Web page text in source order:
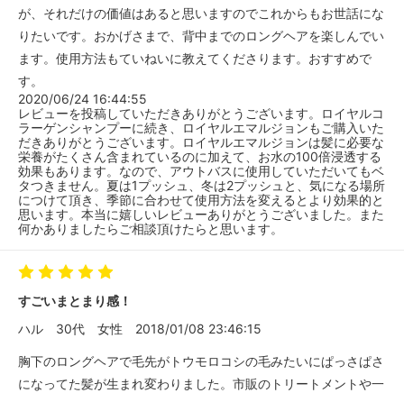
が、それだけの価値はあると思いますのでこれからもお世話にな
りたいです。おかげさまで、背中までのロングヘアを楽しんでい
ます。使用方法もていねいに教えてくださります。おすすめで
す。
2020/06/24 16:44:55
レビューを投稿していただきありがとうございます。ロイヤルコ
ラーゲンシャンプーに続き、ロイヤルエマルジョンもご購入いた
だきありがとうございます。ロイヤルエマルジョンは髪に必要な
栄養がたくさん含まれているのに加えて、お水の100倍浸透する
効果もあります。なので、アウトバスに使用していただいてもベ
タつきません。夏は1プッシュ、冬は2プッシュと、気になる場所
につけて頂き、季節に合わせて使用方法を変えるとより効果的と
思います。本当に嬉しいレビューありがとうございました。また
何かありましたらご相談頂けたらと思います。
すごいまとまり感！
ハル
30代 女性 2018/01/08 23:46:15
胸下のロングヘアで毛先がトウモロコシの毛みたいにぱっさぱさ
になってた髪が生まれ変わりました。市販のトリートメントや一